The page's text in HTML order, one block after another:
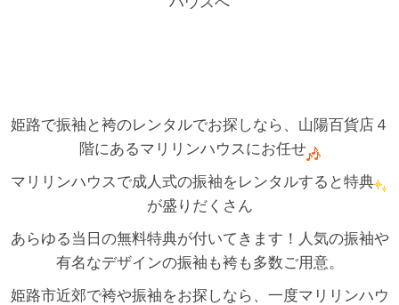
姫路で振袖と袴のレンタルでお探しなら、山陽百貨店４
階にあるマリリンハウスにお任せ
マリリンハウスで成人式の振袖をレンタルすると特典
が盛りだくさん
あらゆる当日の無料特典が付いてきます！人気の振袖や
有名なデザインの振袖も袴も多数ご用意。
姫路市近郊で袴や振袖をお探しなら、一度マリリンハウ